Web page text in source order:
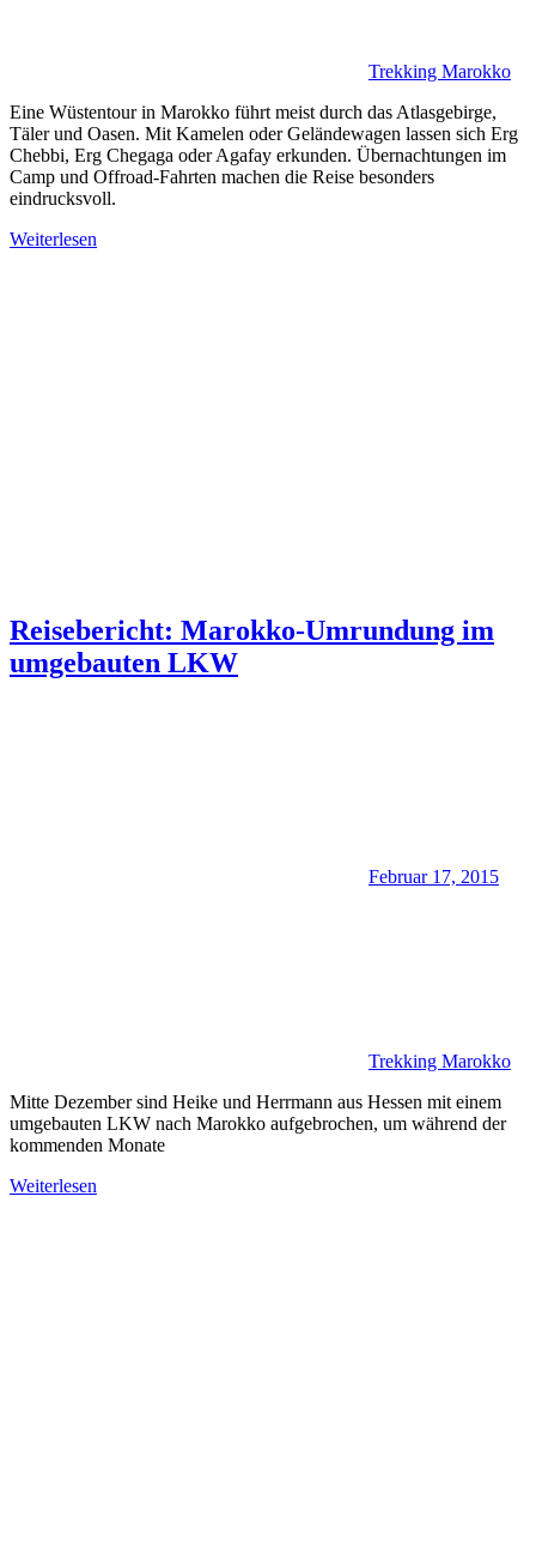
Trekking Marokko
Eine Wüstentour in Marokko führt meist durch das Atlasgebirge,
Täler und Oasen. Mit Kamelen oder Geländewagen lassen sich Erg
Chebbi, Erg Chegaga oder Agafay erkunden. Übernachtungen im
Camp und Offroad-Fahrten machen die Reise besonders
eindrucksvoll.
Weiterlesen
Reisebericht: Marokko-Umrundung im
umgebauten LKW
Februar 17, 2015
Trekking Marokko
Mitte Dezember sind Heike und Herrmann aus Hessen mit einem
umgebauten LKW nach Marokko aufgebrochen, um während der
kommenden Monate
Weiterlesen